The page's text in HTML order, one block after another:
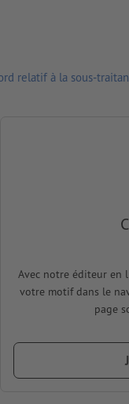
relatif à la sous-
Avec notre éditeur en
votre motif dans le
page